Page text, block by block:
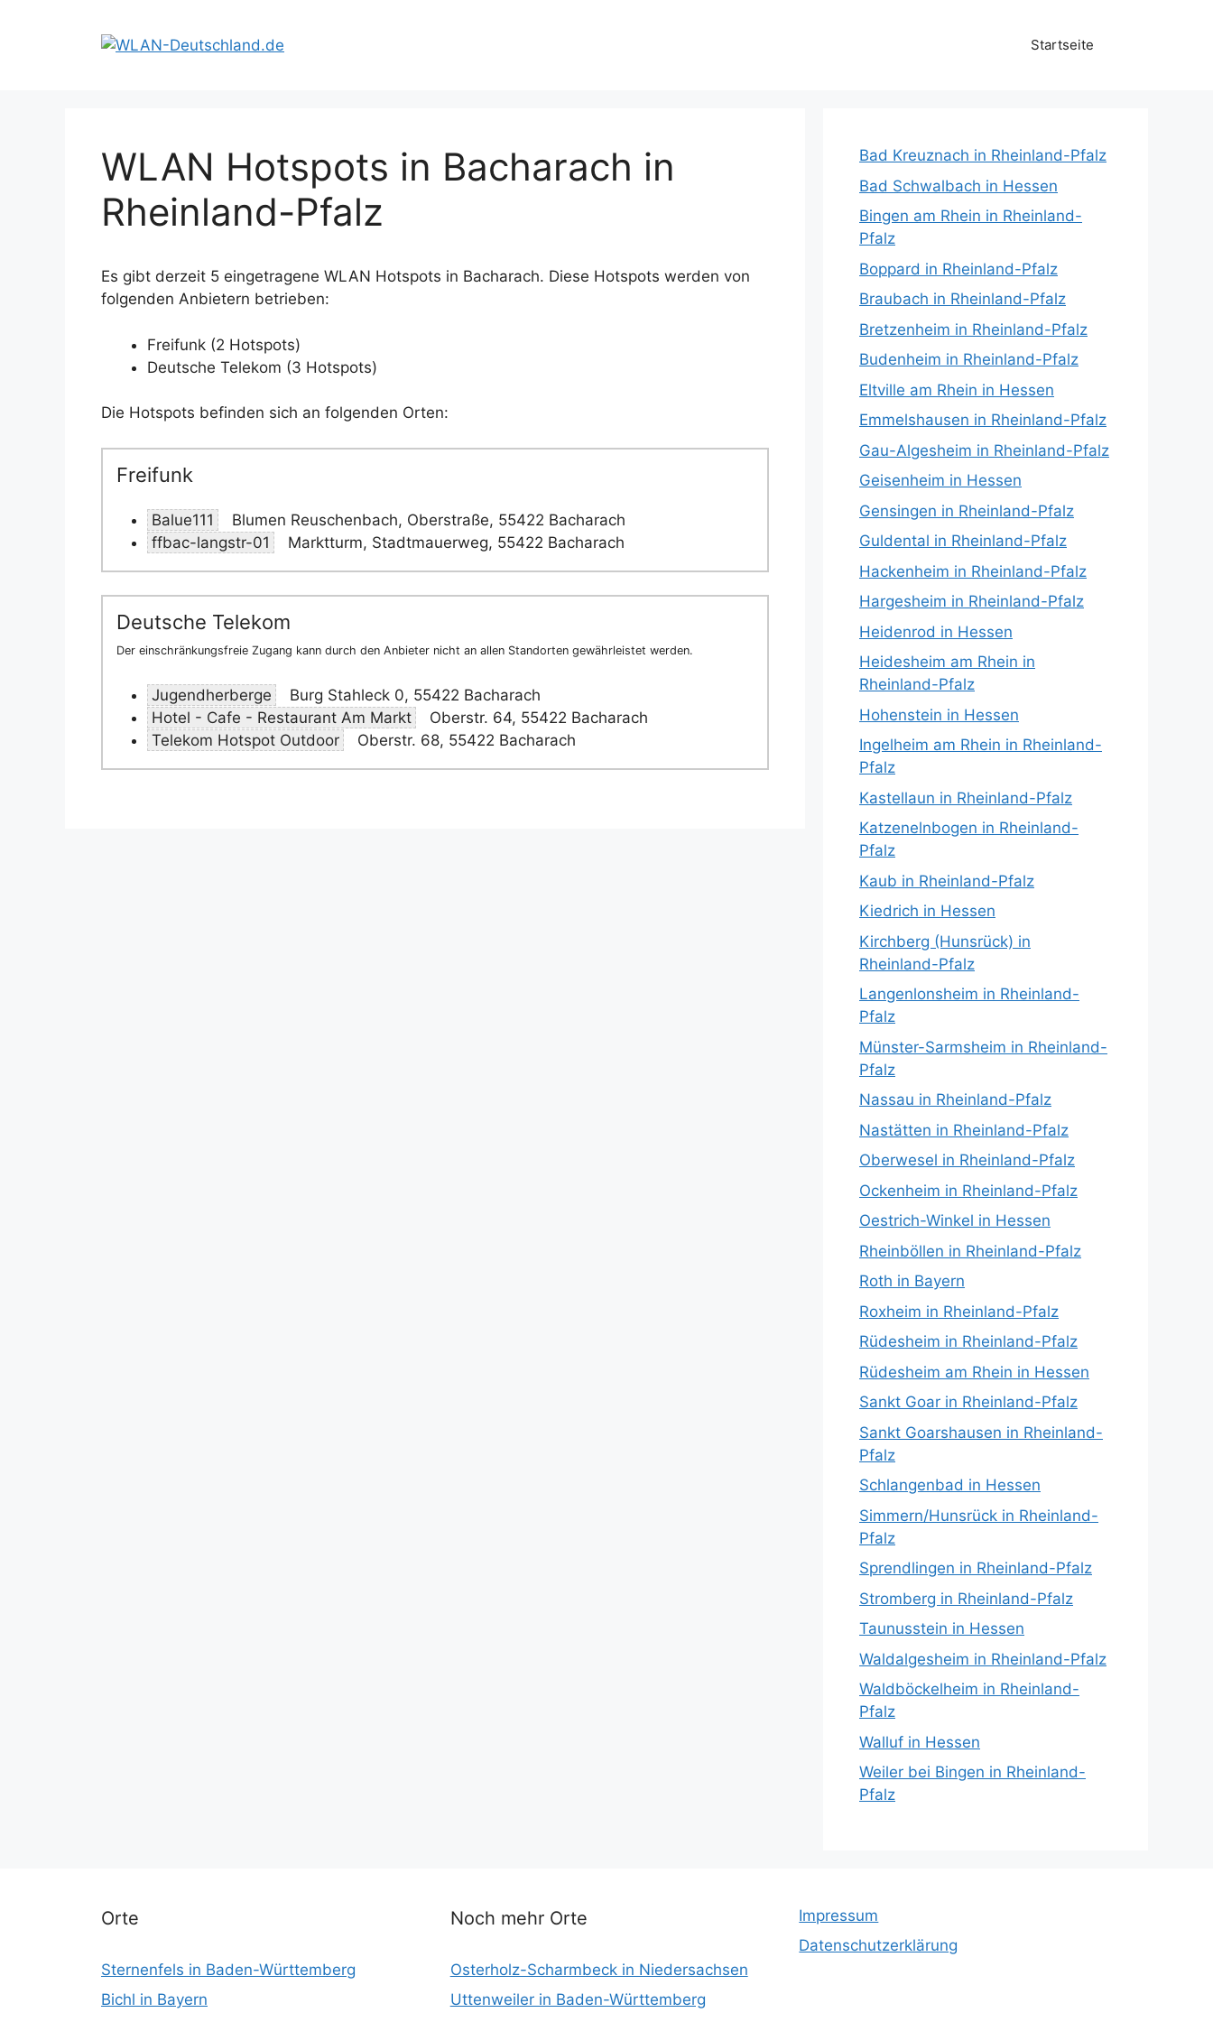
Startseite
WLAN Hotspots in Bacharach in
Rheinland-Pfalz
Es gibt derzeit 5 eingetragene WLAN Hotspots in Bacharach. Diese Hotspots werden von
folgenden Anbietern betrieben:
Freifunk (2 Hotspots)
Deutsche Telekom (3 Hotspots)
Die Hotspots befinden sich an folgenden Orten:
Freifunk
Balue111
Blumen Reuschenbach, Oberstraße, 55422 Bacharach
ffbac-langstr-01
Marktturm, Stadtmauerweg, 55422 Bacharach
Deutsche Telekom
Der einschränkungsfreie Zugang kann durch den Anbieter nicht an allen Standorten gewährleistet werden.
Jugendherberge
Burg Stahleck 0, 55422 Bacharach
Hotel - Cafe - Restaurant Am Markt
Oberstr. 64, 55422 Bacharach
Telekom Hotspot Outdoor
Oberstr. 68, 55422 Bacharach
Bad Kreuznach in Rheinland-Pfalz
Bad Schwalbach in Hessen
Bingen am Rhein in Rheinland-
Pfalz
Boppard in Rheinland-Pfalz
Braubach in Rheinland-Pfalz
Bretzenheim in Rheinland-Pfalz
Budenheim in Rheinland-Pfalz
Eltville am Rhein in Hessen
Emmelshausen in Rheinland-Pfalz
Gau-Algesheim in Rheinland-Pfalz
Geisenheim in Hessen
Gensingen in Rheinland-Pfalz
Guldental in Rheinland-Pfalz
Hackenheim in Rheinland-Pfalz
Hargesheim in Rheinland-Pfalz
Heidenrod in Hessen
Heidesheim am Rhein in
Rheinland-Pfalz
Hohenstein in Hessen
Ingelheim am Rhein in Rheinland-
Pfalz
Kastellaun in Rheinland-Pfalz
Katzenelnbogen in Rheinland-
Pfalz
Kaub in Rheinland-Pfalz
Kiedrich in Hessen
Kirchberg (Hunsrück) in
Rheinland-Pfalz
Langenlonsheim in Rheinland-
Pfalz
Münster-Sarmsheim in Rheinland-
Pfalz
Nassau in Rheinland-Pfalz
Nastätten in Rheinland-Pfalz
Oberwesel in Rheinland-Pfalz
Ockenheim in Rheinland-Pfalz
Oestrich-Winkel in Hessen
Rheinböllen in Rheinland-Pfalz
Roth in Bayern
Roxheim in Rheinland-Pfalz
Rüdesheim in Rheinland-Pfalz
Rüdesheim am Rhein in Hessen
Sankt Goar in Rheinland-Pfalz
Sankt Goarshausen in Rheinland-
Pfalz
Schlangenbad in Hessen
Simmern/Hunsrück in Rheinland-
Pfalz
Sprendlingen in Rheinland-Pfalz
Stromberg in Rheinland-Pfalz
Taunusstein in Hessen
Waldalgesheim in Rheinland-Pfalz
Waldböckelheim in Rheinland-
Pfalz
Walluf in Hessen
Weiler bei Bingen in Rheinland-
Pfalz
Orte
Sternenfels in Baden-Württemberg
Bichl in Bayern
Noch mehr Orte
Osterholz-Scharmbeck in Niedersachsen
Uttenweiler in Baden-Württemberg
Impressum
Datenschutzerklärung